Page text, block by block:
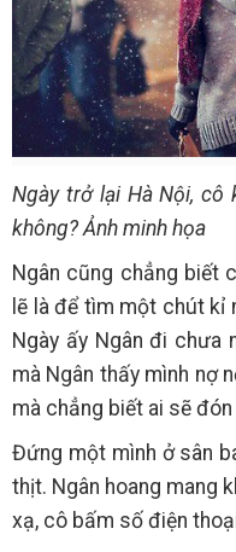
Ngày trở lại Hà Nội, cô
không? Ảnh minh họa
Ngân cũng chẳng biết
lẽ là để tìm một chút kỉ
Ngày ấy Ngân đi
mà Ngân thấy mình nợ
mà chẳng biết ai sẽ đón
Đứng một mình ở sân
thịt. Ngân hoang mang
xạ, cô bấm số điện